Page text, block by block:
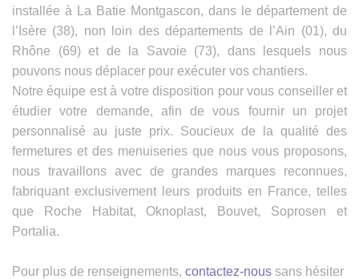
installée à La Batie Montgascon, dans le département de
l’Isère (38), non loin des départements de l’Ain (01), du
Rhône (69) et de la Savoie (73), dans lesquels nous
pouvons nous déplacer pour exécuter vos chantiers.
Notre équipe est à votre disposition pour vous conseiller et
étudier votre demande, afin de vous fournir un projet
personnalisé au juste prix. Soucieux de la qualité des
fermetures et des menuiseries que nous vous proposons,
nous travaillons avec de grandes marques reconnues,
fabriquant exclusivement leurs produits en France, telles
que Roche Habitat, Oknoplast, Bouvet, Soprosen et
Portalia.
Pour plus de renseignements, contactez-nous sans hésiter